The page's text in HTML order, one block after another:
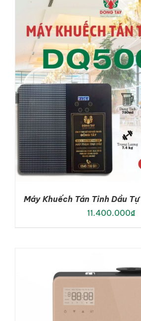
ADD TO CART /
ADD TO CART /
Máy Khuếch Tán Tinh Dầu
11.400.000₫